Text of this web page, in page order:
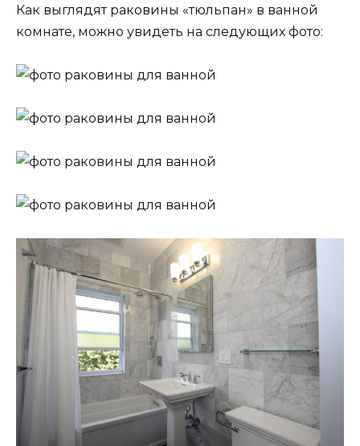
Как выглядят раковины «тюльпан» в ванной
комнате, можно увидеть на следующих фото: